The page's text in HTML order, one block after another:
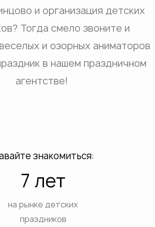
и организация детских
Тогда смело звоните и
и озорных аниматоров
в нашем праздничном
агентстве!
знакомиться:
7 лет
на рынке детских
праздников